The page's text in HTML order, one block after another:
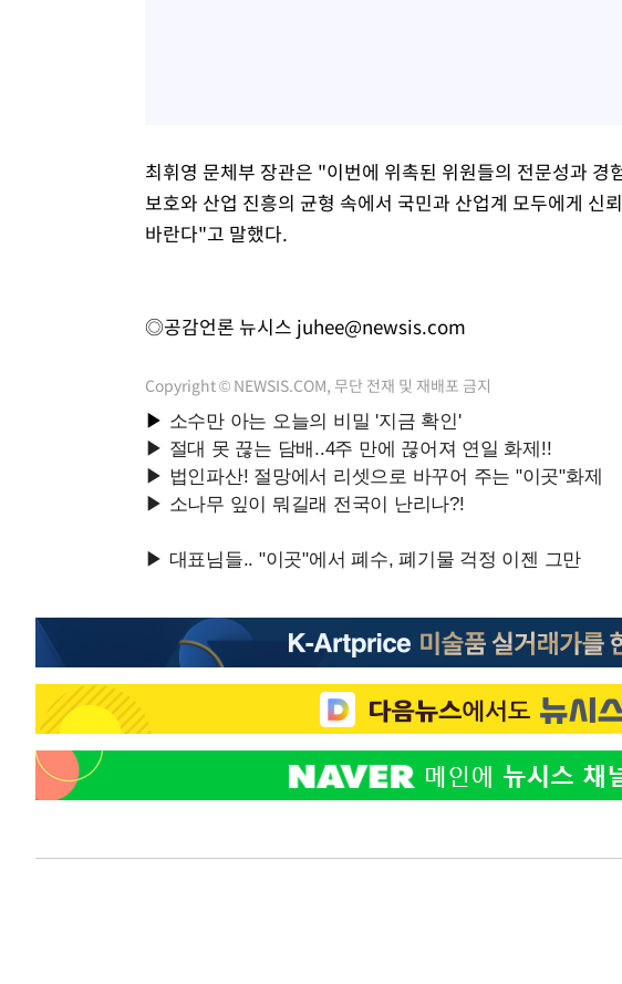
최휘영 문체부 장관은 "이번에 위촉된 위원들의 전문성과
보호와 산업 진흥의 균형 속에서 국민과 산업계 모두에게 신
바란다"고 말했다.
◎공감언론 뉴시스 juhee@newsis.com
Copyright © NEWSIS.COM, 무단 전재 및 재배포 금지